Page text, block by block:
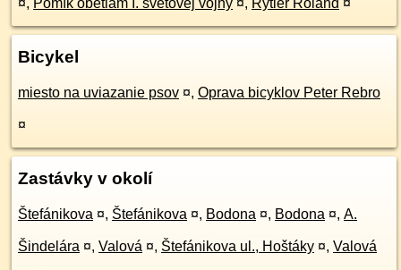
¤, Pomík obetiam I. svetovej vojny ¤, Rytier Roland ¤
Bicykel
miesto na uviazanie psov ¤, Oprava bicyklov Peter Rebro
¤
Zastávky v okolí
Štefánikova ¤, Štefánikova ¤, Bodona ¤, Bodona ¤, A.
Šindelára ¤, Valová ¤, Štefánikova ul., Hoštáky ¤, Valová